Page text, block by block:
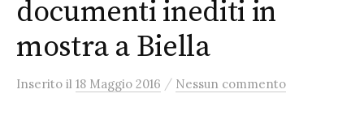
documenti inediti in
mostra a Biella
Inserito il 18 Maggio 2016 / Nessun commento